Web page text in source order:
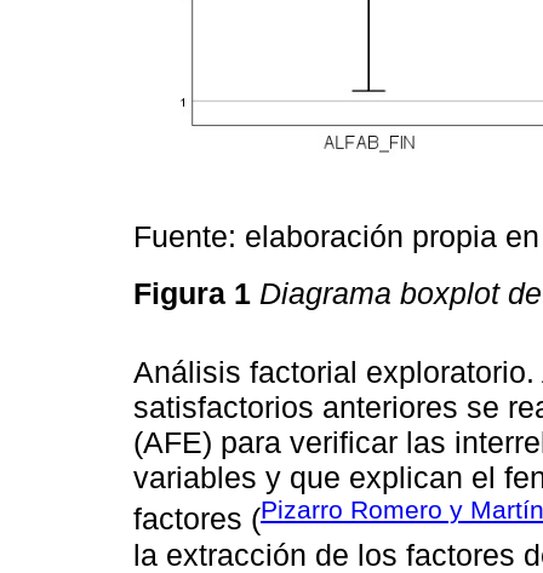
Fuente: elaboración propia
Figura 1 Diagrama boxplot
Análisis factorial
satisfactorios anteriores se
(AFE) para verificar las
variables y que explican el
factores (Pizarro Romero y
la extracción de los factores